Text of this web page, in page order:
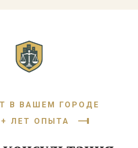
В ВАШЕМ ГОРОДЕ
ЛЕТ ОПЫТА